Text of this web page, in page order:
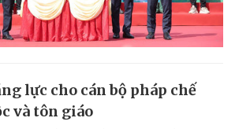
lực cho cán bộ pháp chế
và tôn giáo